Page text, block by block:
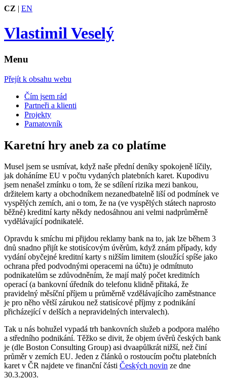
CZ | EN
Vlastimil Veselý
Menu
Přejít k obsahu webu
Čím jsem rád
Partneři a klienti
Projekty
Pamatovník
Karetní hry aneb za co platíme
Musel jsem se usmívat, když naše přední deníky spokojeně líčily,
jak doháníme EU v počtu vydaných platebních karet. Kupodivu
jsem nenašel zmínku o tom, že se sdílení rizika mezi bankou,
držitelem karty a obchodníkem nezanedbatelně liší od podmínek ve
vyspělých zemích, ani o tom, že na (ve vyspělých státech naprosto
běžné) kreditní karty někdy nedosáhnou ani velmi nadprůměrně
vydělávající podnikatelé.
Opravdu k smíchu mi přijdou reklamy bank na to, jak lze během 3
dnů snadno přijít ke stotisícovým úvěrům, když znám případy, kdy
vydání obyčejné kreditní karty s nižším limitem (sloužící spíše jako
ochrana před podvodnými operacemi na účtu) je odmítnuto
podnikatelům se zdůvodněním, že mají malý počet kreditních
operací (a bankovní úředník do telefonu klidně přitaká, že
pravidelný měsíční příjem u průměrně vzdělávajícího zaměstnance
je pro něho větší zárukou než statisícové příjmy z podnikání
přicházející v delších a nepravidelných intervalech).
Tak u nás bohužel vypadá trh bankovních služeb a podpora malého
a středního podnikání. Těžko se divit, že objem úvěrů českých bank
je (dle Boston Consulting Group) asi dvaapůlkrát nižší, než činí
průměr v zemích EU. Jeden z článků o rostoucím počtu platebních
karet v ČR najdete ve finanční části Českých novin ze dne
30.3.2003.